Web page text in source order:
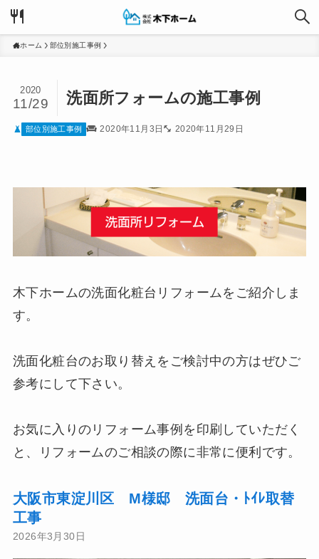
ホーム 部位別施工事例
洗面所フォームの施工事例
2020
11/29
部位別施工事例 2020年11月3日 2020年11月29日
木下ホームの洗面化粧台リフォームをご紹介しま
す。
洗面化粧台のお取り替えをご検討中の方はぜひご
参考にして下さい。
お気に入りのリフォーム事例を印刷していただく
と、リフォームのご相談の際に非常に便利です。
大阪市東淀川区 M様邸 洗面台・ﾄｲﾚ取替
工事
2026年3月30日